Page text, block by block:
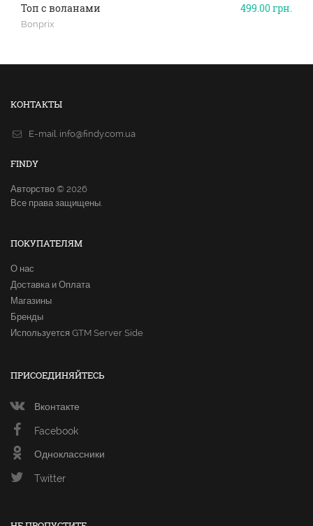
499.00грн.
Топ с воланами
Bonprix
КОНТАКТЫ
E-mail. info@findy.com.ua
FINDY
Авторство © 2026
Все права защищены.
ПОКУПАТЕЛЯМ
О нас
Доставка и Оплата
Магазины
Бренды
Используется GTM Server Side
ПРИСОЕДИНЯЙТЕСЬ
Вконтакте
Facebook
Одноклассники
Twitter